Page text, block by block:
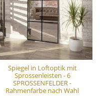
Spiegel in Loftoptik mit
Sprossenleisten - 6
SPROSSENFELDER -
Rahmenfarbe nach Wahl